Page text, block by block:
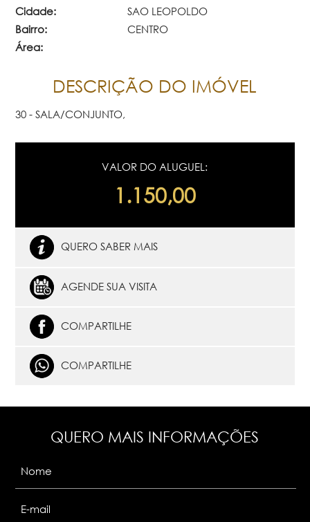
Cidade:
SAO LEOPOLDO
Bairro:
CENTRO
Área:
DESCRIÇÃO DO IMÓVEL
30 - SALA/CONJUNTO,
VALOR DO ALUGUEL:
1.150,00
QUERO SABER MAIS
AGENDE SUA VISITA
COMPARTILHE
COMPARTILHE
QUERO MAIS INFORMAÇÕES